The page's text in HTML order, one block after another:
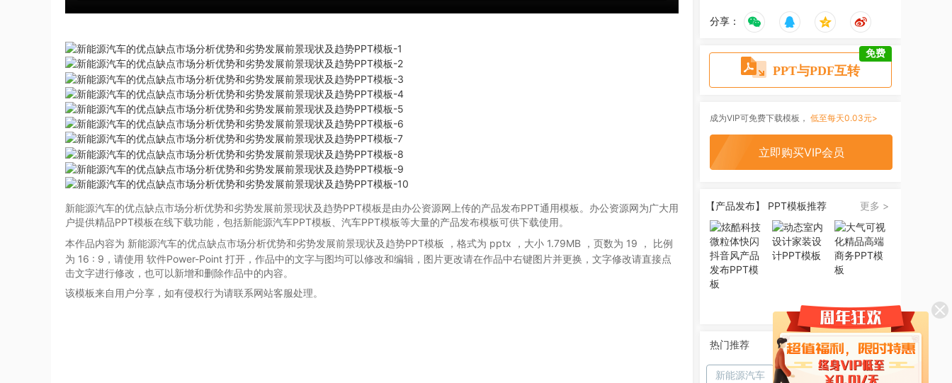
新能源汽车的优点缺点市场分析优势和劣势发展前景现状及趋势PPT模板是由办公资源网上传的产品发布PPT通用模板。办公资源网为广大用
户提供精品PPT模板在线下载功能，包括新能源汽车PPT模板、汽车PPT模板等大量的产品发布模板可供下载使用。
本作品内容为 新能源汽车的优点缺点市场分析优势和劣势发展前景现状及趋势PPT模板
，格式为 pptx ，大小 1.79MB ，页数为 19
， 比例
为 16 : 9 ，请使用 软件Power-Point 打开，作品中的文字与图均可以修改和编辑，图片更改请在作品中右键图片并更换，文字修改请直接点
击文字进行修改，也可以新增和删除作品中的内容。
该模板来自用户分享，如有侵权行为请联系网站客服处理。
分享：
PPT与PDF互转
免费
成为VIP可免费下载模板， 低至每天0.03元>
立即购买VIP会员
【产品发布】 PPT模板推荐 更多 >
热门推荐
新能源汽车 汽车 优点缺点